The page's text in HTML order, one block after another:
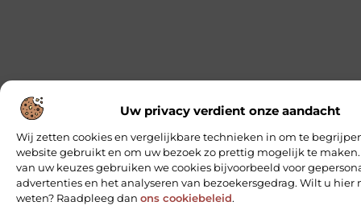
Uw privacy verdient onze aandacht
Wij zetten cookies en vergelijkbare technieken in om te
website gebruikt en om uw bezoek zo prettig mogelijk te
van uw keuzes gebruiken we cookies bijvoorbeeld voor
advertenties en het analyseren van bezoekersgedrag. Wilt u hier
weten? Raadpleeg dan ons cookiebeleid.